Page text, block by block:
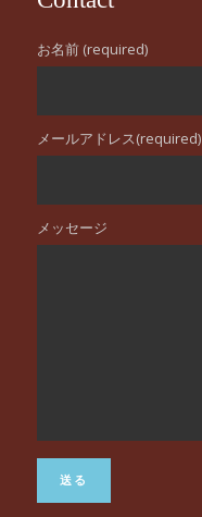
お名前 (required)
メールアドレス(required)
メッセージ